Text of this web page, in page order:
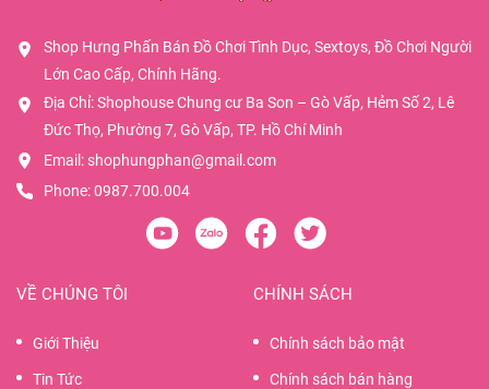
Shop Hưng Phấn Bán Đồ Chơi Tình Dục, Sextoys, Đồ Chơi Người
Lớn Cao Cấp, Chính Hãng.
Địa Chỉ: Shophouse Chung cư Ba Son – Gò Vấp, Hẻm Số 2, Lê
Đức Thọ, Phường 7, Gò Vấp, TP. Hồ Chí Minh
Email: shophungphan@gmail.com
Phone:0987.700.004
VỀ CHÚNG TÔI
Giới Thiệu
Tin Tức
CHÍNH SÁCH
Chính sách bảo mật
Chính sách bán hàng